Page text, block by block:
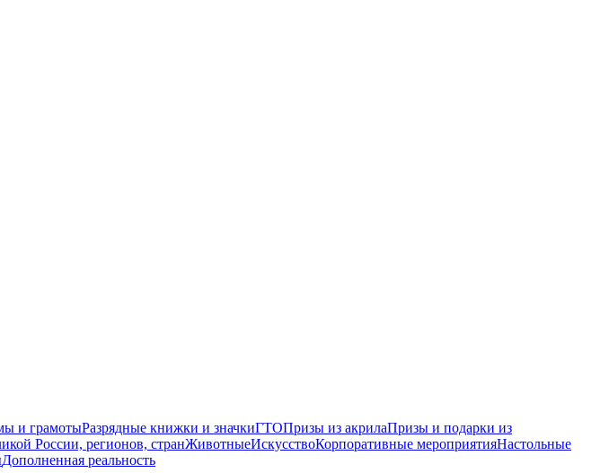
и грамотыРазрядные книжки и значкиГТОПризы из акрилаПризы и подарки из
России, регионов, странЖивотныеИскусствоКорпоративные мероприятияНастольные
Дополненная реальность